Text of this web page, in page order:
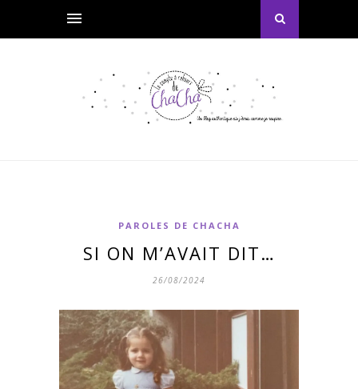
PAROLES DE CHACHA
SI ON M’AVAIT DIT…
26/08/2024